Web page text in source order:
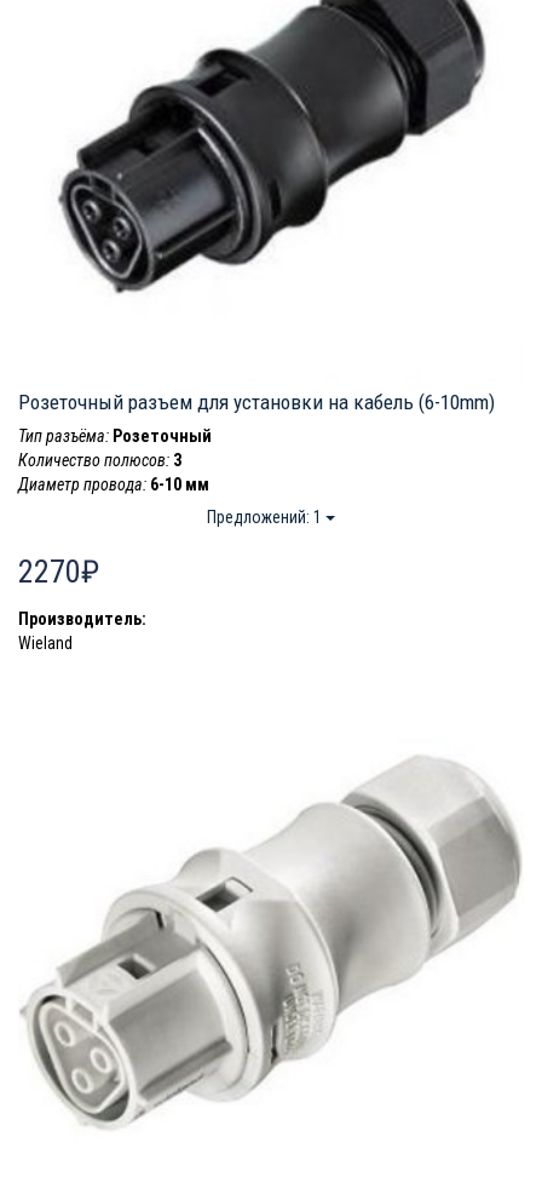
Розеточный разъем для установки на кабель (6-10mm)
Тип разъёма: Розеточный
Количество полюсов: 3
Диаметр провода: 6-10 мм
Предложений: 1
2270₽
Производитель:
Wieland